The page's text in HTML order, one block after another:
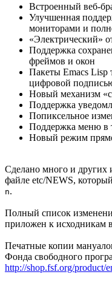
Встроенный веб-
Улучшенная
мониторами и
«Электрический»
Поддержка
фреймов и окон
Пакеты Emacs Lisp
цифровой
Новый механизм
Поддержка
Попиксельное
Поддержка меню в
Новый режим
Сделано много и других
файле etc/NEWS,
n.
Полный список
приложен к исходникам
Печатные копии
Фонда свободного
http://shop.fsf.org/product/